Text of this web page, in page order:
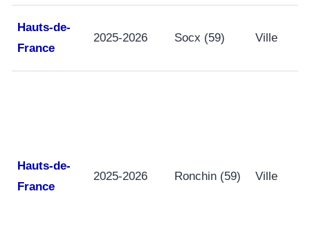
Hauts-de-
France
2025-2026 Socx (59) Ville
Hauts-de-
France
2025-2026 Ronchin (59) Ville